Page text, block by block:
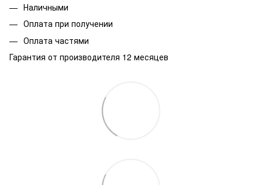
Наличными
Оплата при получении
Оплата частями
Гарантия от производителя 12 месяцев